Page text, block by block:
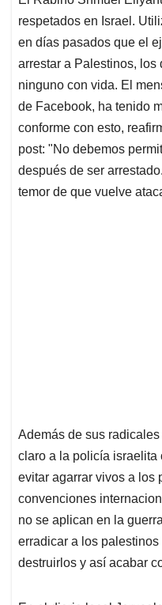
s
A
p
p
b
o
o
k
e
d
I
n
l
respetados en Israel.
en días pasados que el
arrestar a Palestinos, los
ninguno con vida. El
de Facebook, ha tenido
conforme con esto,
post: "No debemos
después de ser
temor de que vuelve
Además de sus
claro a la policía israelita
evitar agarrar vivos a los
convenciones
no se aplican en la
erradicar a los
destruirlos y así acabar